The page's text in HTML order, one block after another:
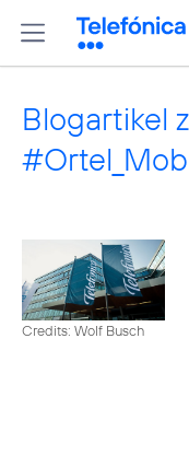
Blogartikel
Credits: Wolf Busch